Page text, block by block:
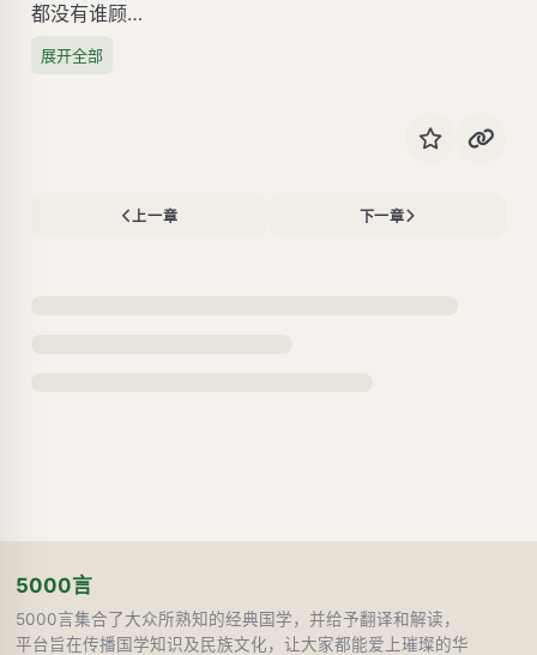
都没有谁顾…
展开全部
上一章 下一章
5000言
5000言集合了大众所熟知的经典国学，并给予翻译和解读，
平台旨在传播国学知识及民族文化，让大家都能爱上璀璨的华